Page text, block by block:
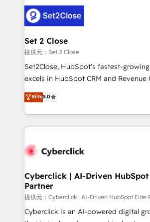
en paralelo cuando tiene sentido, y
confirmamos resultados antes de
Empiezas a ver resultados antes de
mes. 🏆 HubSpot Partner of the Year 2022, máximo
reconocimiento del ecosistema. Elite
Partner, el nivel más alto. +700 clientes
Hospital ABC, Hogares Unión, Yves
MacStore, Café Britt, Bella Piel,
respuestas para empezar. Te
el primer caso de uso que más
días.
Set 2 Close
提供元：Set 2 Close
Set2Close, HubSpot’s fastest-
excels in HubSpot CRM and Revenue
(RevOps) services to boost B2B sales
As a top HubSpot Elite Partner, we
custom HubSpot CRM solutions. Our
implement, and optimize systems to
marketing, and service teams. From
management, and speed up deal
projects completed, our Agile
HubSpot CRM drives measurable
RevOps services align your sales,
Elite5.0
Cyberclick | AI-Driven
Partner
提供元：Cyberclick | AI-Driven HubSpot Elite
Cyberclick is an AI-powered digital